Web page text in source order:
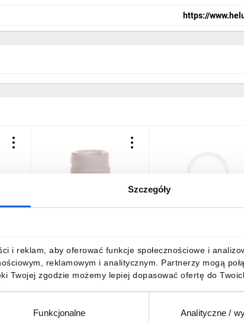
Szczegóły
i reklam, aby oferować funkcje społecznościowe i
reklamowym i analitycznym. Partnerzy mogą
Twojej zgodzie możemy lepiej dopasować ofertę do
Funkcjonalne Analityczne /
https://
84,26 zł brutto 175,89 złbrutto